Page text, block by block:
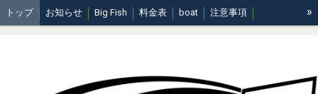
トップ お知らせ Big Fish 料金表 boat 注意事項 »